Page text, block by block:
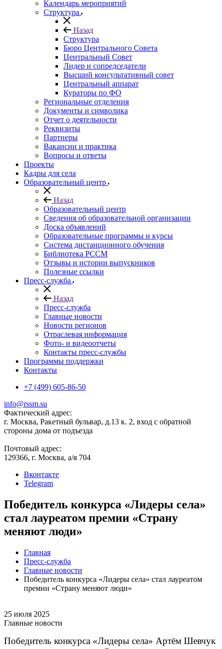
Календарь мероприятий
Структура
Назад
Структура
Бюро Центрального Совета
Центральный Совет
Лидер и сопредседатели
Высший консультативный совет
Центральный аппарат
Кураторы по ФО
Региональные отделения
Документы и символика
Отчет о деятельности
Реквизиты
Партнеры
Вакансии и практика
Вопросы и ответы
Проекты
Кадры для села
Образовательный центр
Назад
Образовательный центр
Сведения об образовательной организации
Доска объявлений
Образовательные программы и курсы
Система дистанционного обучения
Библиотека РССМ
Отзывы и истории выпускников
Полезные ссылки
Пресс-служба
Назад
Пресс-служба
Главные новости
Новости регионов
Отраслевая информация
Фото- и видеоотчеты
Контакты пресс-службы
Программы поддержки
Контакты
+7 (499) 605-86-50
info@rssm.su
Фактический адрес:
г. Москва, Ракетный бульвар, д.13 к. 2, вход с обратной
стороны дома от подъезда
Почтовый адрес:
129366, г. Москва, а/я 704
Вконтакте
Telegram
Победитель конкурса «Лидеры села»
стал лауреатом премии «Страну
меняют люди»
Главная
Пресс-служба
Главные новости
Победитель конкурса «Лидеры села» стал лауреатом
премии «Страну меняют люди»
25 июля 2025
Главные новости
Победитель конкурса «Лидеры села» Артём Шевчук